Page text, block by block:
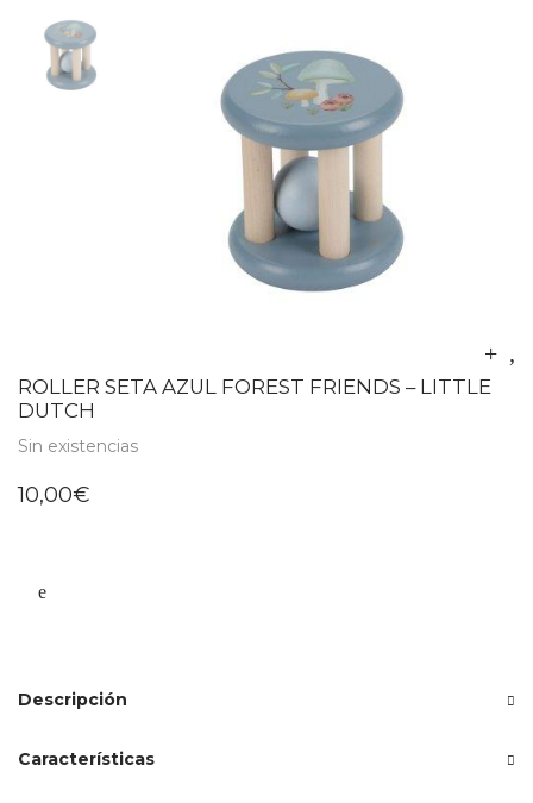
ROLLER SETA AZUL FOREST FRIENDS – LITTLE
DUTCH
Sin existencias
10,00€
Descripción
Características